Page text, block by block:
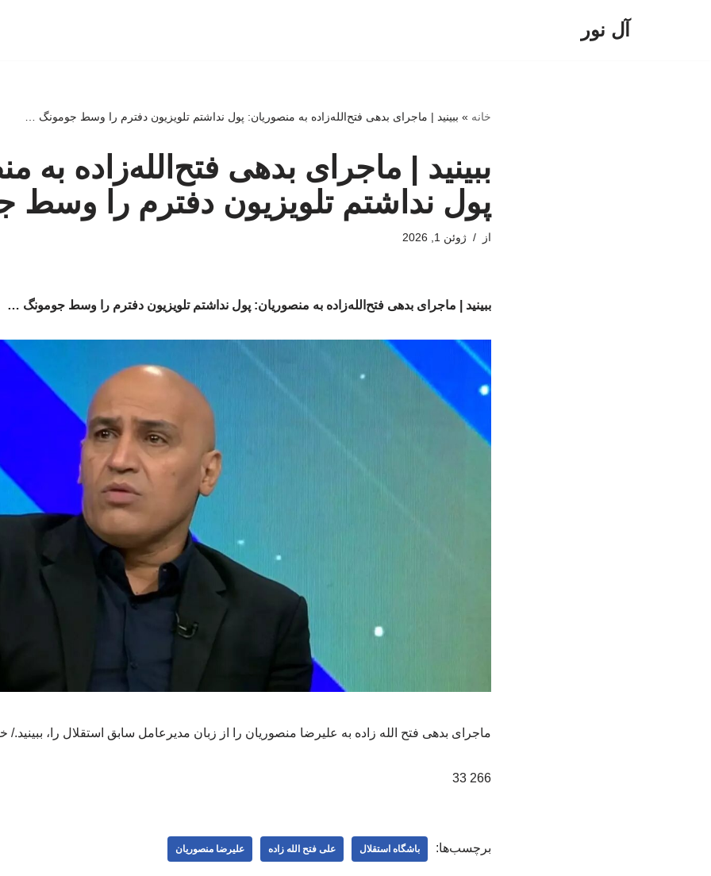
آل نور
خانه » ببینید | ماجرای بدهی فتح‌الله‌زاده به منصوریان: پول نداشتم تلویزیون دفترم را وسط جومونگ …
ببینید | ماجرای بدهی فتح‌الله‌زاده به
پول نداشتم تلویزیون دفترم را
از ژوئن 1, 2026
ببینید | ماجرای بدهی فتح‌الله‌زاده به منصوریان: پول نداشتم تلویزیون دفترم را وسط جومونگ …
ماجرای بدهی فتح الله زاده به علیرضا منصوریان را از زبان مدیرعامل سابق استقلال را،
266 33
برچسب‌ها: باشگاه استقلال علی فتح الله زاده علیرضا منصوریان